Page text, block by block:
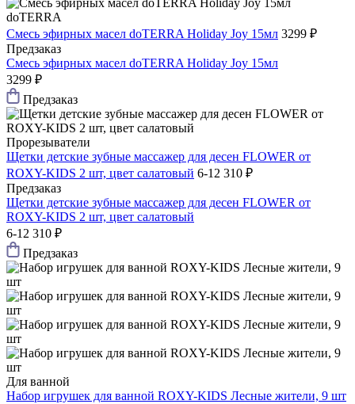
doTERRA
Смесь эфирных масел doTERRA Holiday Joy 15мл 3299 ₽
Предзаказ
Смесь эфирных масел doTERRA Holiday Joy 15мл
3299 ₽
Предзаказ
Прорезыватели
Щетки детские зубные массажер для десен FLOWER от
ROXY-KIDS 2 шт, цвет салатовый 6-12 310 ₽
Предзаказ
Щетки детские зубные массажер для десен FLOWER от
ROXY-KIDS 2 шт, цвет салатовый
6-12 310 ₽
Предзаказ
Для ванной
Набор игрушек для ванной ROXY-KIDS Лесные жители, 9 шт